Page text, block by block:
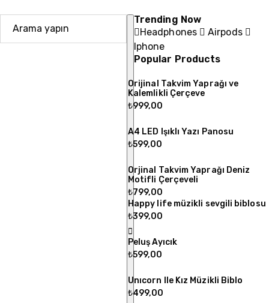
Trending Now
Headphones
Airpods
Iphone
Popular Products
Orijinal Takvim Yaprağı ve
Kalemlikli Çerçeve
₺999,00
A4 LED Işıklı Yazı Panosu
₺599,00
Orjinal Takvim Yaprağı Deniz
Motifli Çerçeveli
₺799,00
Happy life müzikli sevgili biblosu
₺399,00
Peluş Ayıcık
₺599,00
Unıcorn Ile Kız Müzikli Biblo
₺499,00